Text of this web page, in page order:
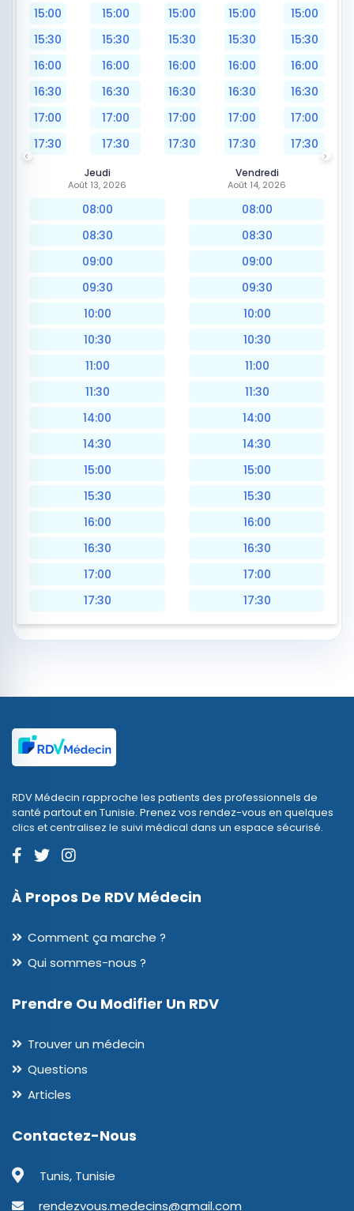
15:00
15:30
16:00
16:30
17:00
17:30
15:00
15:30
16:00
16:30
17:00
17:30
15:00
15:30
16:00
16:30
17:00
17:30
15:00
15:30
16:00
16:30
17:00
17:30
15:00
15:30
16:00
16:30
17:00
17:30
Jeudi
Août 13, 2026
08:00
08:30
09:00
09:30
10:00
10:30
11:00
11:30
14:00
14:30
15:00
15:30
16:00
16:30
17:00
17:30
Vendredi
Août 14, 2026
08:00
08:30
09:00
09:30
10:00
10:30
11:00
11:30
14:00
14:30
15:00
15:30
16:00
16:30
17:00
17:30
RDV Médecin rapproche les patients des professionnels de
santé partout en Tunisie. Prenez vos rendez-vous en quelques
clics et centralisez le suivi médical dans un espace sécurisé.
À Propos De RDV Médecin
Comment ça marche ?
Qui sommes-nous ?
Prendre Ou Modifier Un RDV
Trouver un médecin
Questions
Articles
Contactez-Nous
Tunis, Tunisie
rendezvous.medecins@gmail.com